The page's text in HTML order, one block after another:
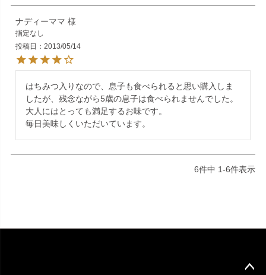
ナディーママ
指定なし
投稿日
2013/05/14
はちみつ入りなので、息子も食べられると思い購入しま
したが、残念ながら5歳の息子は食べられませんでした。
大人にはとっても満足するお味です。
6件中 1-6件表示